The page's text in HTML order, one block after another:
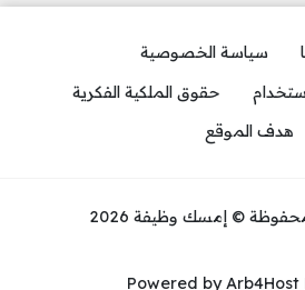
سياسة الخصوصية
حقوق الملكية الفكرية
هدف الموقع
© إمسك وظيفة 2026
Powered by